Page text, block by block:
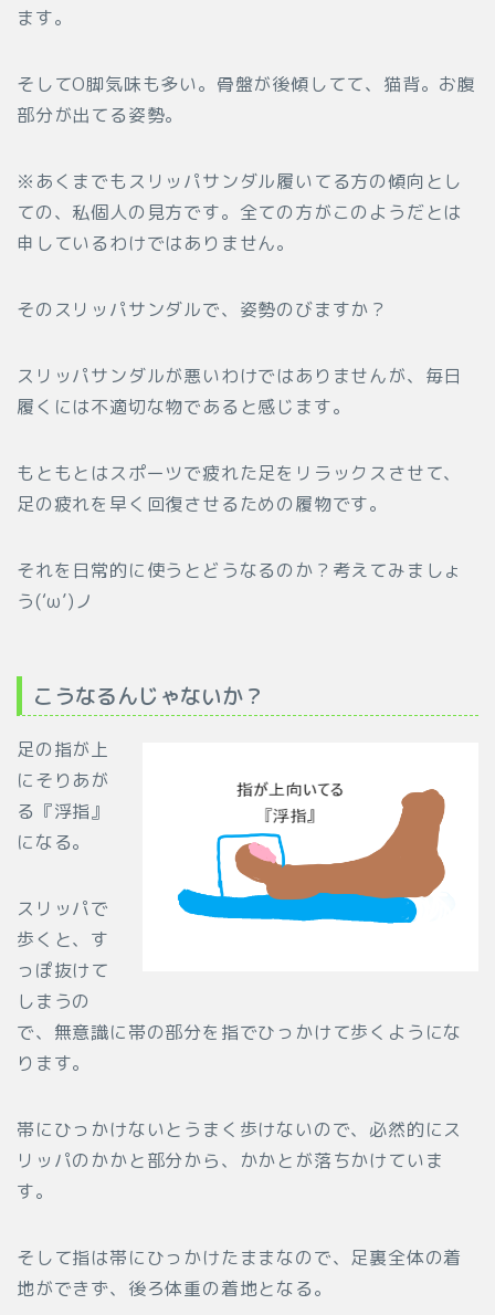
ます。
そしてO脚気味も多い。骨盤が後傾してて、猫背。お腹
部分が出てる姿勢。
※あくまでもスリッパサンダル履いてる方の傾向とし
ての、私個人の見方です。全ての方がこのようだとは
申しているわけではありません。
そのスリッパサンダルで、姿勢のびますか？
スリッパサンダルが悪いわけではありませんが、毎日
履くには不適切な物であると感じます。
もともとはスポーツで疲れた足をリラックスさせて、
足の疲れを早く回復させるための履物です。
それを日常的に使うとどうなるのか？考えてみましょ
う(‘ω’)ノ
こうなるんじゃないか？
足の指が上
にそりあが
る『浮指』
になる。
スリッパで
歩くと、す
っぽ抜けて
しまうの
で、無意識に帯の部分を指でひっかけて歩くようにな
ります。
帯にひっかけないとうまく歩けないので、必然的にス
リッパのかかと部分から、かかとが落ちかけていま
す。
そして指は帯にひっかけたままなので、足裏全体の着
地ができず、後ろ体重の着地となる。